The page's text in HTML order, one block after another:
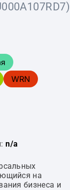
WRN
n/a
на
бизнеса и